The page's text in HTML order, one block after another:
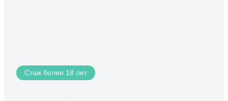
Стаж более 18 лет